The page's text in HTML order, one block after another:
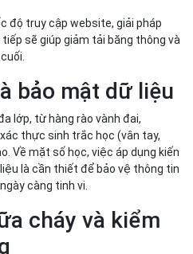
sẽ giúp giảm tải băng thông và
bảo mật dữ liệu
lớp, từ hàng rào vành đai,
thực sinh trắc học (vân tay,
Về mặt số học, việc áp dụng kiến
là cần thiết để bảo vệ thông tin
càng tinh vi.
cháy và kiểm